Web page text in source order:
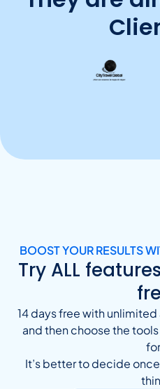
BOOST YOUR RESULTS
Try ALL
14 days free with
and then choose the
It’s better to decide